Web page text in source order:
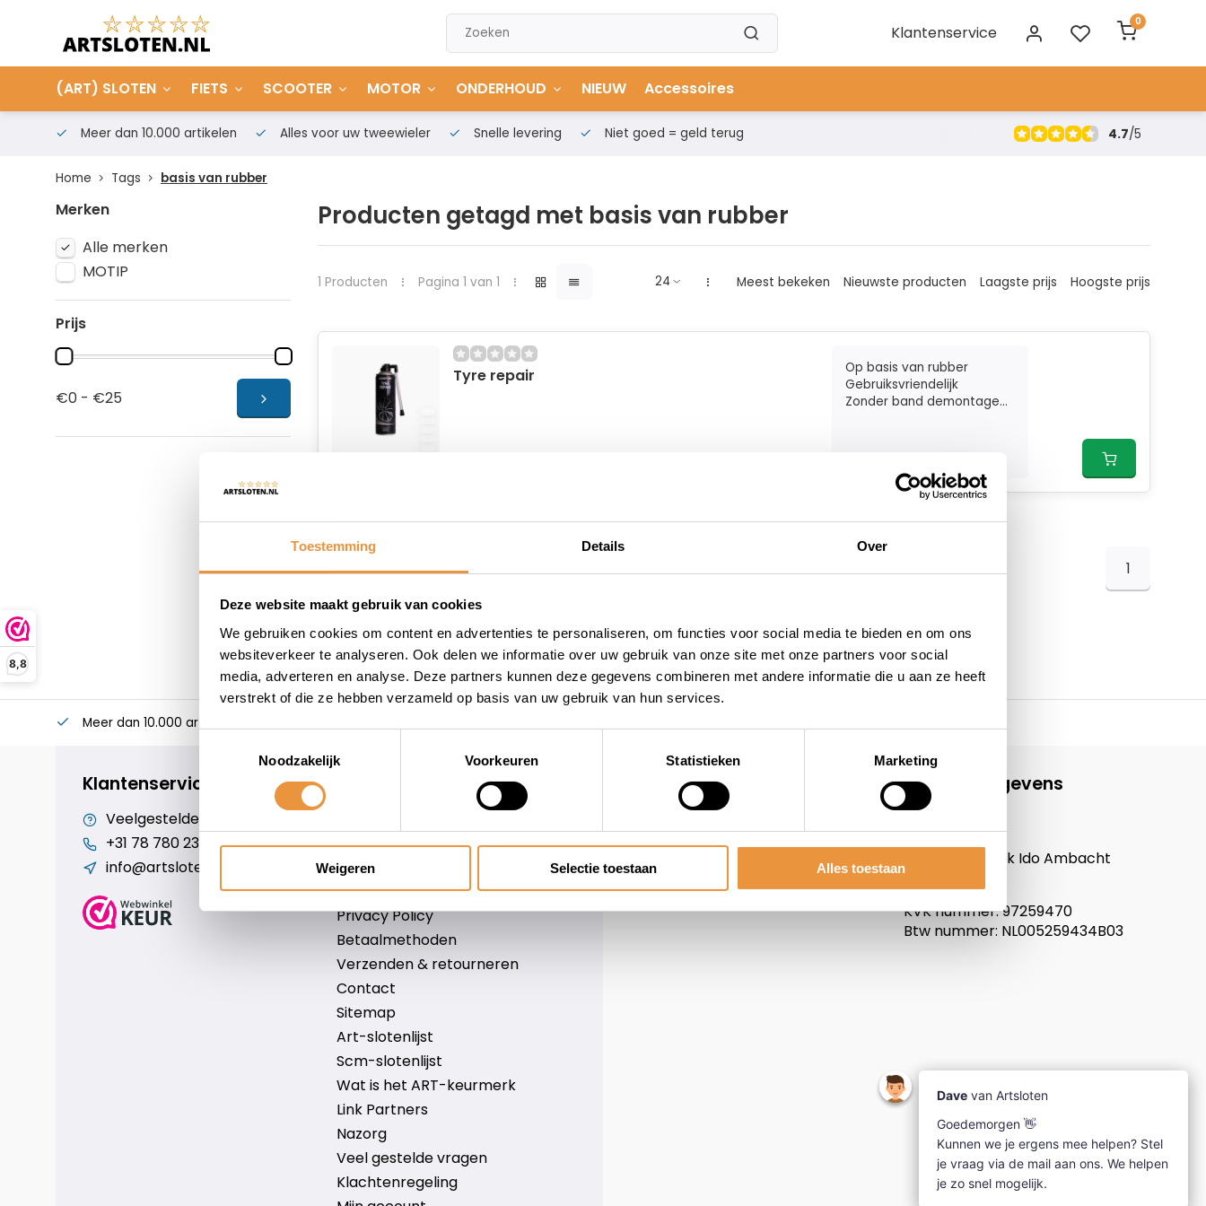
Toestemming Details Over
Deze website maakt gebruik van cookies
We gebruiken cookies om content en advertenties te personaliseren, om functies voor social media te bieden en om ons
websiteverkeer te analyseren. Ook delen we informatie over uw gebruik van onze site met onze partners voor social
media, adverteren en analyse. Deze partners kunnen deze gegevens combineren met andere informatie die u aan ze heeft
verstrekt of die ze hebben verzameld op basis van uw gebruik van hun services.
Noodzakelijk
Voorkeuren Statistieken Marketing
Weigeren Selectie toestaan Alles toestaan
8,8
Klantenservice
0
(ART) SLOTEN FIETS SCOOTER MOTOR ONDERHOUD NIEUW Accessoires
Meer dan 10.000 artikelen Alles voor uw tweewieler Snelle levering Niet goed = geld terug 4.7/5
Home Tags basis van rubber
Merken
Alle merken
MOTIP
Prijs
€0 - €25
Producten getagd met basis van rubber
1 Producten Pagina 1 van 1 Meest bekeken Nieuwste producten Laagste prijs Hoogste prijs
Tyre repair
Op basis van rubber
Gebruiksvriendelijk
Zonder band demontage...
1
Meer dan 10.000 artikelen
Klantenservice
Veelgestelde vragen
+31 78 780 2330
info@artsloten.nl
Over ons
Algemene voorwaarden
Disclaimer
Privacy Policy
Betaalmethoden
Verzenden & retourneren
Contact
Sitemap
Art-slotenlijst
Scm-slotenlijst
Wat is het ART-keurmerk
Link Partners
Nazorg
Veel gestelde vragen
Klachtenregeling
Informatie
Blog
Merken
Categorieën
Contactgegevens
Noordeinde 114
3341LW, Hendrik Ido Ambacht
Nederland
KVK nummer: 97259470
Btw nummer: NL005259434B03